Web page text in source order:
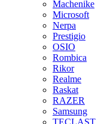
Machenike
Microsoft
Nerpa
Prestigio
OSIO
Rombica
Rikor
Realme
Raskat
RAZER
Samsung